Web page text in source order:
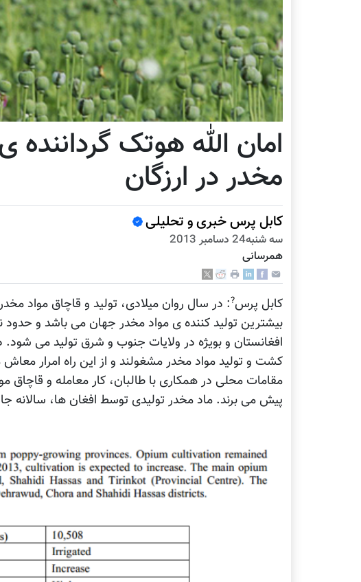
امان الله هوتک
مخدر در ارزگان
کابل پرس خبری و تحلیلی
سه شنبه24 دسامبر 2013
همرسانی
کابل پرس?: در سال روان میلادی، تولید و قاچاق مواد
بیشترین تولید کننده ی مواد مخدر جهان می باشد و حدود
افغانستان و بويژه در ولایات جنوب و شرق تولید می شود.
کشت و تولید مواد مخدر مشغولند و از این راه امرار
مقامات محلی در همکاری با طالبان، کار معامله و قاچاق
پیش می برند. ماد مخدر تولیدی توسط افغان ها، سالانه